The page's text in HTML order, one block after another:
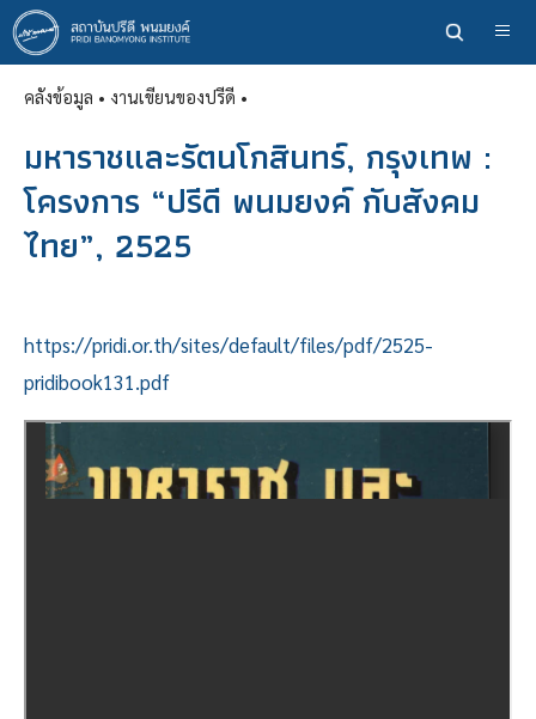
ข้าม
ไป
ยัง
เนื้อหา
คลังข้อมูล • งานเขียนของปรีดี •
มหาราชและรัตนโกสินทร์, กรุงเทพ :
โครงการ “ปรีดี พนมยงค์ กับสังคม
ไทย”, 2525
https://pridi.or.th/sites/default/files/pdf/2525-
pridibook131.pdf